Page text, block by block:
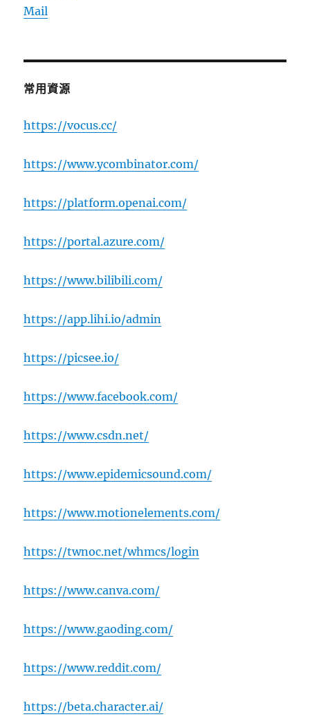
Mail
常用資源
https://vocus.cc/
https://www.ycombinator.com/
https://platform.openai.com/
https://portal.azure.com/
https://www.bilibili.com/
https://app.lihi.io/admin
https://picsee.io/
https://www.facebook.com/
https://www.csdn.net/
https://www.epidemicsound.com/
https://www.motionelements.com/
https://twnoc.net/whmcs/login
https://www.canva.com/
https://www.gaoding.com/
https://www.reddit.com/
https://beta.character.ai/